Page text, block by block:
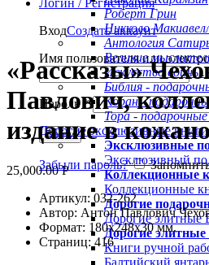
Логин / Регистрация
ВходСоздать аккаунт
Имя пользователя или
Пароль *
Войти
Забыли пароль?
Роберт Грин
Никколо
Антология
Великие
Искусство войны.
Библия -
Коран -
Тора - подарочные
Дорогие эксклюзивные книги
Эксклюзивные
Эксклюзивный
Коллекционные
Коллекционные
Дорогие
Дорогие элитные
Дорогие элитные
Книги ручной
Балтийский
Увеличить
«Рассказы»
Павлович,
издание в
25,000.00Р
Артикул: 032-262
Автор: Антон Павлович
Формат: 180х248х30 мм.
Страниц: 416